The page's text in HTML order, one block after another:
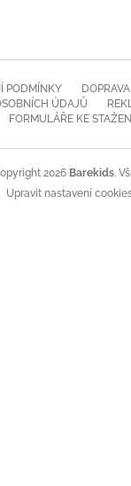
PODMÍNKY
ÚDAJŮ
FORMULÁŘE KE
2026 Barekids.
Upravit nastavení